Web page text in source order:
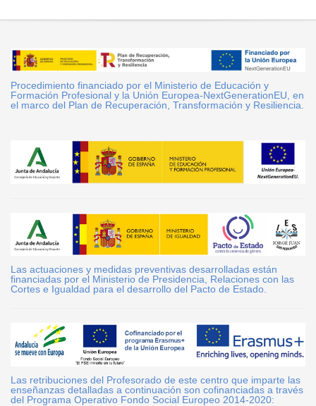
Procedimiento financiado por el Ministerio de Educación y
Formación Profesional y la Unión Europea-NextGenerationEU, en
el marco del Plan de Recuperación, Transformación y Resiliencia.
Las actuaciones y medidas preventivas desarrolladas están
financiadas por el Ministerio de Presidencia, Relaciones con las
Cortes e Igualdad para el desarrollo del Pacto de Estado.
Las retribuciones del Profesorado de este centro que imparte las
enseñanzas detalladas a continuación son cofinanciadas a través
del Programa Operativo Fondo Social Europeo 2014-2020: